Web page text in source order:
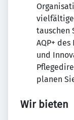
tauschen
AQP+
und
planen
Wir bieten